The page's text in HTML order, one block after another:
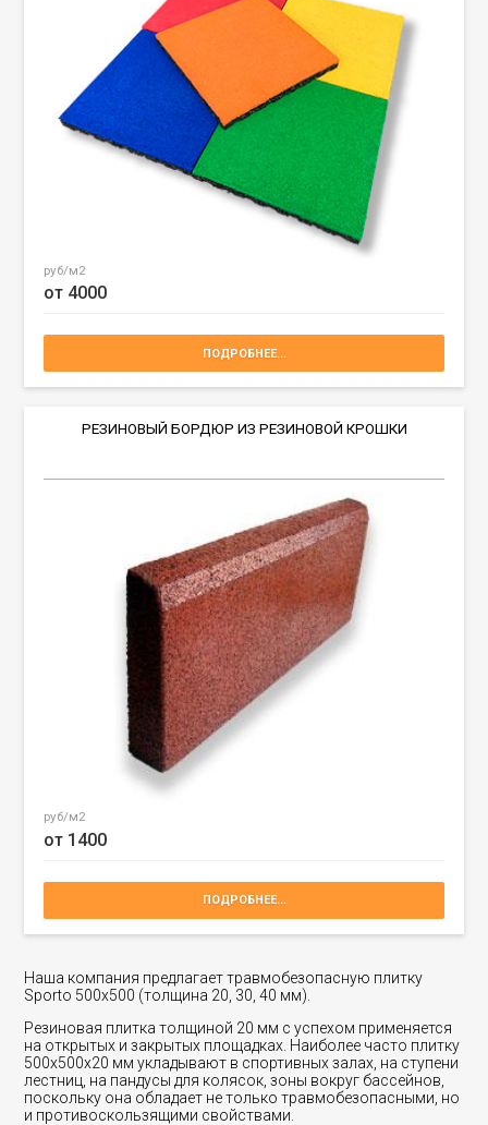
от 4000
руб/м2
ПОДРОБНЕЕ...
РЕЗИНОВЫЙ БОРДЮР ИЗ РЕЗИНОВОЙ КРОШКИ
от 1400
руб/м2
ПОДРОБНЕЕ...
Наша компания предлагает травмобезопасную плитку
Sporto 500x500 (толщина 20, 30, 40 мм).
Резиновая плитка толщиной 20 мм с успехом применяется
на открытых и закрытых площадках. Наиболее часто плитку
500х500х20 мм укладывают в спортивных залах, на ступени
лестниц, на пандусы для колясок, зоны вокруг бассейнов,
поскольку она обладает не только травмобезопасными, но
и противоскользящими свойствами.